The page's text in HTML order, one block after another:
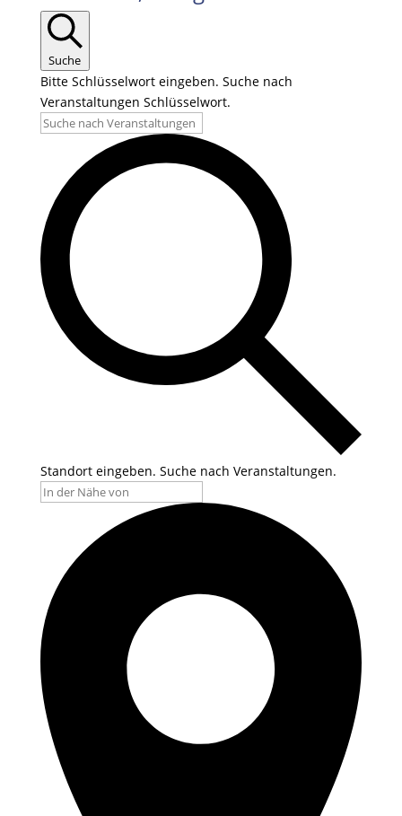
Suche
Bitte Schlüsselwort eingeben. Suche nach
Veranstaltungen Schlüsselwort.
Standort eingeben. Suche nach Veranstaltungen.